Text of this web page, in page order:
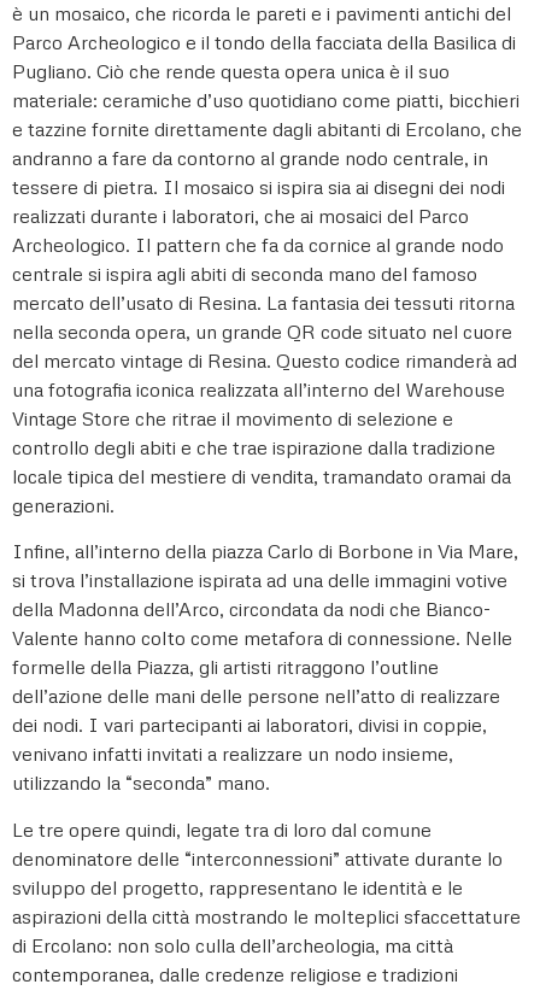
è un mosaico, che ricorda le pareti e i pavimenti antichi del
Parco Archeologico e il tondo della facciata della Basilica di
Pugliano. Ciò che rende questa opera unica è il suo
materiale: ceramiche d’uso quotidiano come piatti, bicchieri
e tazzine fornite direttamente dagli abitanti di Ercolano, che
andranno a fare da contorno al grande nodo centrale, in
tessere di pietra. Il mosaico si ispira sia ai disegni dei nodi
realizzati durante i laboratori, che ai mosaici del Parco
Archeologico. Il pattern che fa da cornice al grande nodo
centrale si ispira agli abiti di seconda mano del famoso
mercato dell’usato di Resina. La fantasia dei tessuti ritorna
nella seconda opera, un grande QR code situato nel cuore
del mercato vintage di Resina. Questo codice rimanderà ad
una fotografia iconica realizzata all’interno del Warehouse
Vintage Store che ritrae il movimento di selezione e
controllo degli abiti e che trae ispirazione dalla tradizione
locale tipica del mestiere di vendita, tramandato oramai da
generazioni.
Infine, all’interno della piazza Carlo di Borbone in Via Mare,
si trova l’installazione ispirata ad una delle immagini votive
della Madonna dell’Arco, circondata da nodi che Bianco-
Valente hanno colto come metafora di connessione. Nelle
formelle della Piazza, gli artisti ritraggono l’outline
dell’azione delle mani delle persone nell’atto di realizzare
dei nodi. I vari partecipanti ai laboratori, divisi in coppie,
venivano infatti invitati a realizzare un nodo insieme,
utilizzando la “seconda” mano.
Le tre opere quindi, legate tra di loro dal comune
denominatore delle “interconnessioni” attivate durante lo
sviluppo del progetto, rappresentano le identità e le
aspirazioni della città mostrando le molteplici sfaccettature
di Ercolano: non solo culla dell’archeologia, ma città
contemporanea, dalle credenze religiose e tradizioni